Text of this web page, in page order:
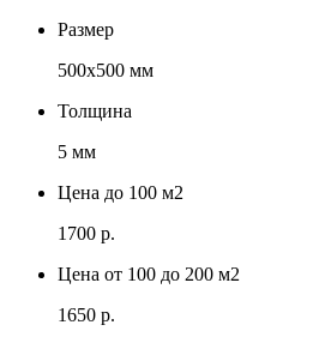
Размер
500х500 мм
Толщина
5 мм
Цена до 100 м2
1700 р.
Цена от 100 до 200 м2
1650 р.